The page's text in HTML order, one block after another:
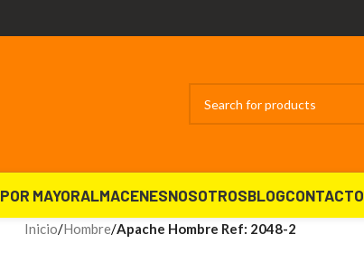
POR MAYORALMACENESNOSOTROSBLOGCONTACTO
Inicio/Hombre/Apache Hombre Ref: 2048-2